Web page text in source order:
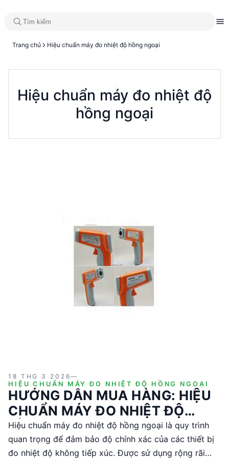
Trang chủ Hiệu chuẩn máy đo nhiệt độ hồng ngoại
Hiệu chuẩn máy đo nhiệt độ
hồng ngoại
18 THG 3 2026—
HIỆU CHUẨN MÁY ĐO NHIỆT ĐỘ HỒNG NGOẠI
HƯỚNG DẪN MUA HÀNG: HIỆU
CHUẨN MÁY ĐO NHIỆT ĐỘ
HỒNG NGOẠI
Hiệu chuẩn máy đo nhiệt độ hồng ngoại là quy trình
quan trọng để đảm bảo độ chính xác của các thiết bị
đo nhiệt độ không tiếp xúc. Được sử dụng rộng rãi